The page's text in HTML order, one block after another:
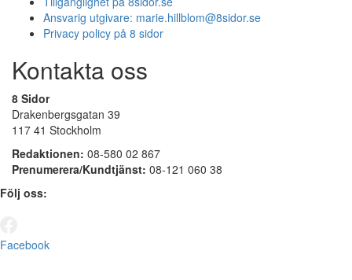
Ansvarig utgivare: marie.hillblom@8sidor.se
Privacy policy på 8 sidor
Kontakta oss
8 Sidor
Drakenbergsgatan 39
117 41 Stockholm
Redaktionen: 08-580 02 867
Prenumerera/Kundtjänst: 08-121 060 38
Följ oss:
Facebook